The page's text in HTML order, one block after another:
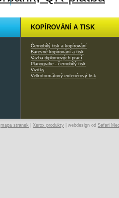
KOPÍROVÁNÍ A TISK
Černobílý tisk a kopírování
Barevné kopírování a tisk
Vazba diplomových prací
Planografie - černobílý tisk
Vizitky
Velkoformátový exteriérový tisk
mapa stránek Xerox produkty | webdesign od Safari